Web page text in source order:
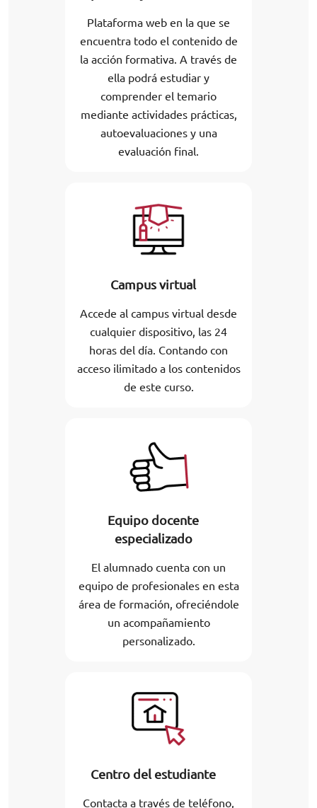
Plataforma web en la que se
encuentra todo el contenido de
la acción formativa. A través de
ella podrá estudiar y
comprender el temario
mediante actividades prácticas,
autoevaluaciones y una
evaluación final.
Campus virtual
Accede al campus virtual desde
cualquier dispositivo, las 24
horas del día. Contando con
acceso ilimitado a los contenidos
de este curso.
Equipo docente
especializado
El alumnado cuenta con un
equipo de profesionales en esta
área de formación, ofreciéndole
un acompañamiento
personalizado.
Centro del estudiante
Contacta a través de teléfono,